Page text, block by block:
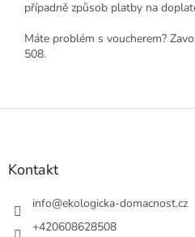
případně způsob platby na
Máte problém s voucherem?
508.
Z
Kontakt
info@ekologicka-domacnost.cz
+420608628508